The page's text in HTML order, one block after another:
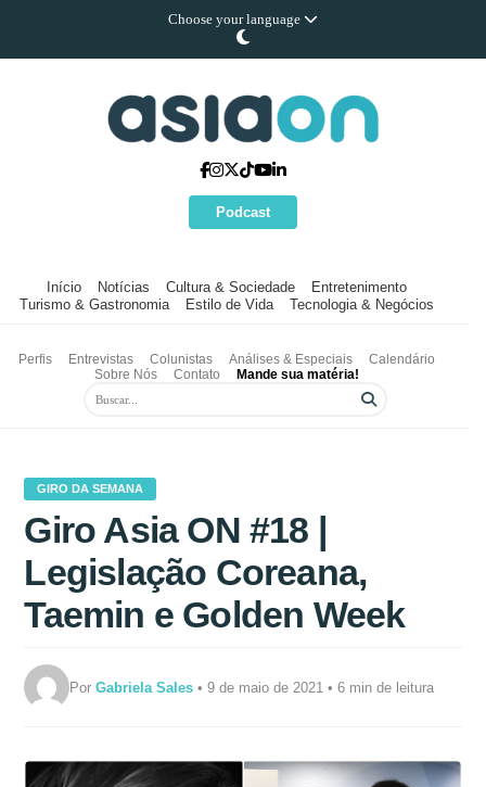
Choose your language
Podcast
Início Notícias Cultura & Sociedade
Entretenimento
Turismo & Gastronomia
Estilo de Vida Tecnologia & Negócios
Perfis Entrevistas Colunistas Análises & Especiais
Calendário
Sobre Nós
Contato Mande sua matéria!
GIRO DA SEMANA
Giro Asia ON #18 |
Legislação Coreana,
Taemin e Golden Week
PorGabriela Sales • 9 de maio de 2021 • 6 min de leitura